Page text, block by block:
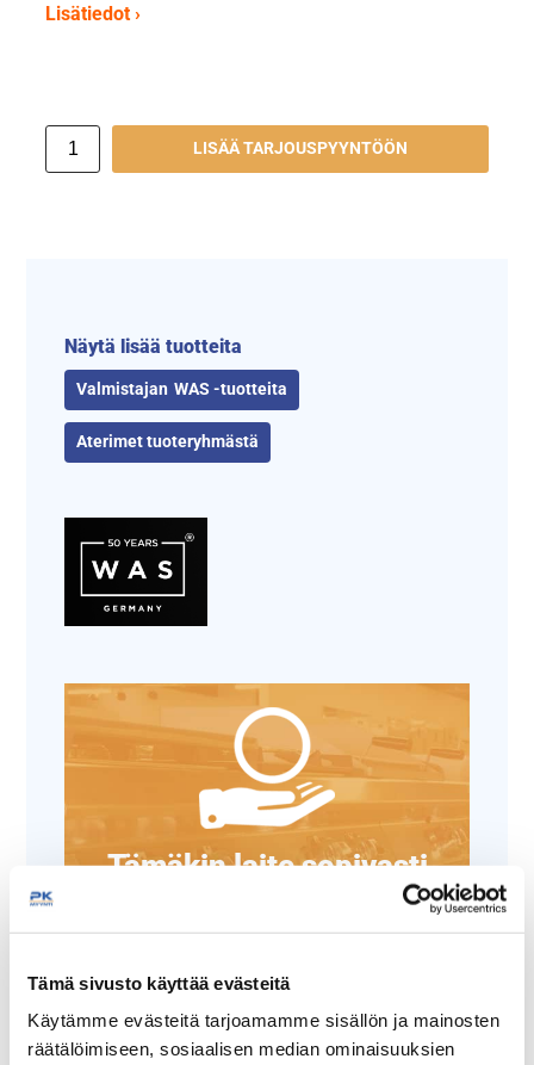
Tämä sivusto käyttää evästeitä
Käytämme evästeitä tarjoamamme sisällön ja mainosten
räätälöimiseen, sosiaalisen median ominaisuuksien
Lisätiedot ›
LISÄÄ TARJOUSPYYNTÖÖN
Näytä lisää tuotteita
WAS -tuotteita
Aterimet tuoteryhmästä
Tämäkin laite sopivasti